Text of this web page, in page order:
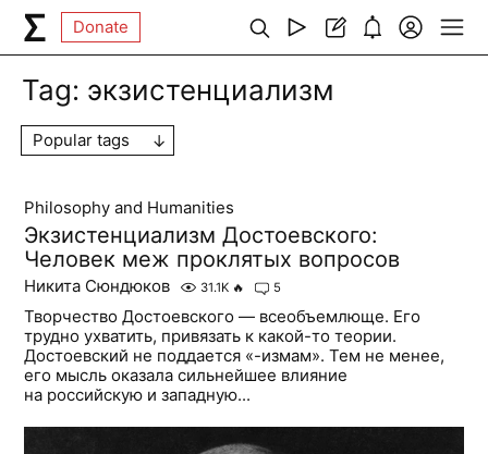
Donate
Tag: экзистенциализм
Popular tags
Philosophy and Humanities
Экзистенциализм Достоевского:
Человек меж проклятых вопросов
Никита Сюндюков 31.1K 🔥 5
Творчество Достоевского — всеобъемлюще. Его
трудно ухватить, привязать к какой-то теории.
Достоевский не поддается «-измам». Тем не менее,
его мысль оказала сильнейшее влияние
на российскую и западную...